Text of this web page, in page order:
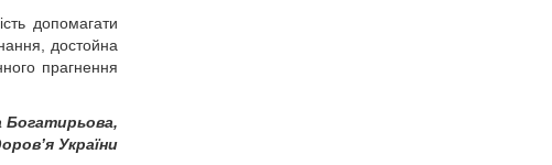
допомагати
достойна
прагнення
Богатирьова,
України